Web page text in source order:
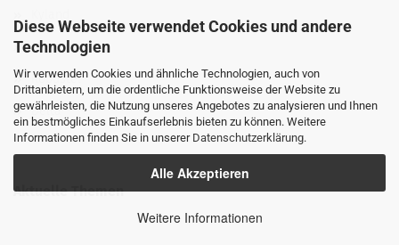
Diese Webseite verwendet Cookies und andere
Technologien
Wir verwenden Cookies und ähnliche Technologien, auch von
Drittanbietern, um die ordentliche Funktionsweise der Website zu
gewährleisten, die Nutzung unseres Angebotes zu analysieren und Ihnen
ein bestmögliches Einkaufserlebnis bieten zu können. Weitere
Informationen finden Sie in unserer Datenschutzerklärung.
Alle Akzeptieren
Weitere Informationen
Moxa
Robustel
Delta
Aktuelle Themen